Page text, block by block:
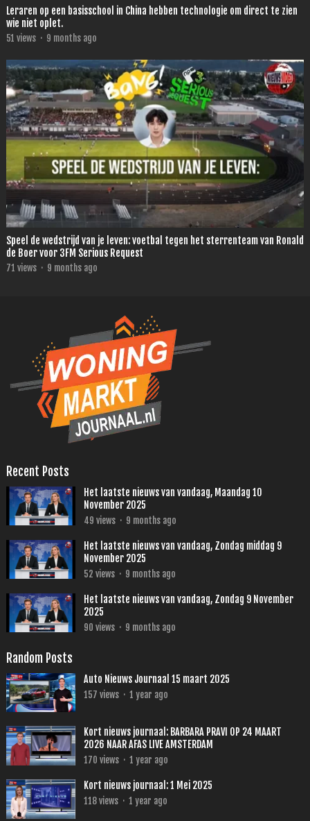
Leraren op een basisschool in China hebben technologie om direct te zien
wie niet oplet.
51 views · 9 months ago
Speel de wedstrijd van je leven: voetbal tegen het sterrenteam van Ronald
de Boer voor 3FM Serious Request
71 views · 9 months ago
Recent Posts
Het laatste nieuws van vandaag, Maandag 10
November 2025
49 views · 9 months ago
Het laatste nieuws van vandaag, Zondag middag 9
November 2025
52 views · 9 months ago
Het laatste nieuws van vandaag, Zondag 9 November
2025
90 views · 9 months ago
Random Posts
Auto Nieuws Journaal 15 maart 2025
157 views · 1 year ago
Kort nieuws journaal: BARBARA PRAVI OP 24 MAART
2026 NAAR AFAS LIVE AMSTERDAM
170 views · 1 year ago
Kort nieuws journaal: 1 Mei 2025
118views · 1 year ago